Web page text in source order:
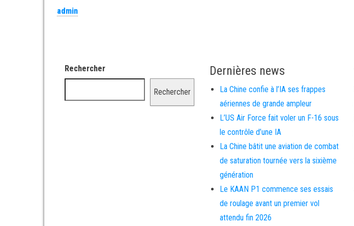
admin
Rechercher
Rechercher
Dernières news
La Chine confie à l’IA ses frappes
aériennes de grande ampleur
L’US Air Force fait voler un F-16 sous
le contrôle d’une IA
La Chine bâtit une aviation de combat
de saturation tournée vers la sixième
génération
Le KAAN P1 commence ses essais
de roulage avant un premier vol
attendu fin 2026